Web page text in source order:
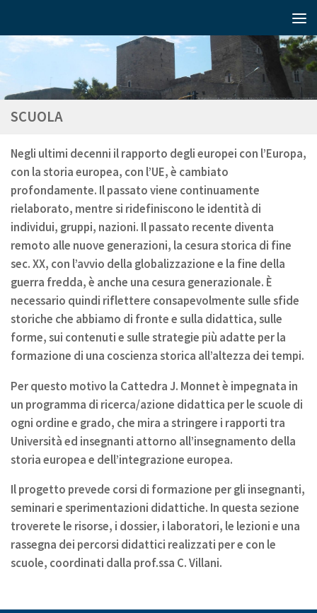
SCUOLA
Negli ultimi decenni il rapporto degli europei con l’Europa,
con la storia europea, con l’UE, è cambiato
profondamente. Il passato viene continuamente
rielaborato, mentre si ridefiniscono le identità di
individui, gruppi, nazioni. Il passato recente diventa
remoto alle nuove generazioni, la cesura storica di fine
sec. XX, con l’avvio della globalizzazione e la fine della
guerra fredda, è anche una cesura generazionale. È
necessario quindi riflettere consapevolmente sulle sfide
storiche che abbiamo di fronte e sulla didattica, sulle
forme, sui contenuti e sulle strategie più adatte per la
formazione di una coscienza storica all’altezza dei tempi.
Per questo motivo la Cattedra J. Monnet è impegnata in
un programma di ricerca/azione didattica per le scuole di
ogni ordine e grado, che mira a stringere i rapporti tra
Università ed insegnanti attorno all’insegnamento della
storia europea e dell’integrazione europea.
Il progetto prevede corsi di formazione per gli insegnanti,
seminari e sperimentazioni didattiche. In questa sezione
troverete le risorse, i dossier, i laboratori, le lezioni e una
rassegna dei percorsi didattici realizzati per e con le
scuole, coordinati dalla prof.ssa C. Villani.